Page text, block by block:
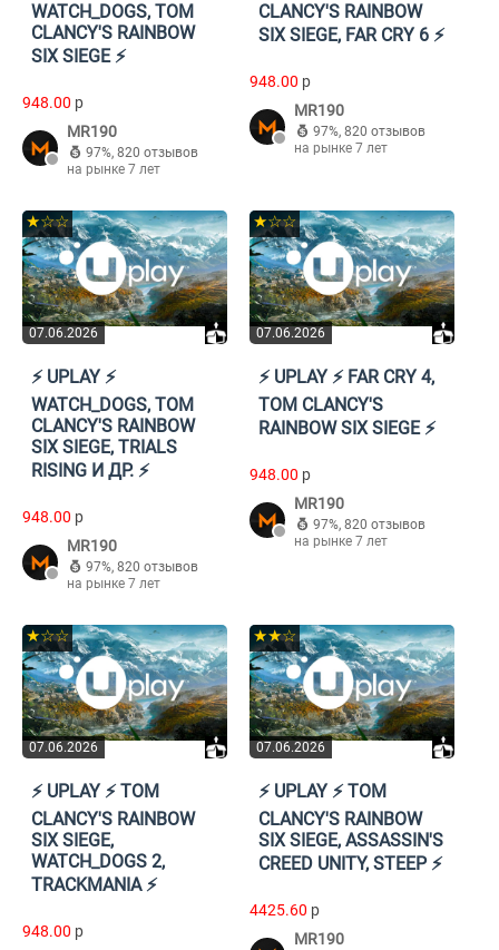
WATCH_DOGS, TOM
CLANCY'S RAINBOW
SIX SIEGE ⚡️
948.00 p
MR190
97%, 820 отзывов
на рынке 7 лет
CLANCY'S RAINBOW
SIX SIEGE, FAR CRY 6 ⚡️
948.00 p
MR190
97%, 820 отзывов
на рынке 7 лет
07.06.2026
★☆☆
⚡️ UPLAY ⚡️
WATCH_DOGS, TOM
CLANCY'S RAINBOW
SIX SIEGE, TRIALS
RISING И ДР. ⚡️
948.00 p
MR190
97%, 820 отзывов
на рынке 7 лет
07.06.2026
★☆☆
⚡️ UPLAY ⚡️ FAR CRY 4,
TOM CLANCY'S
RAINBOW SIX SIEGE ⚡️
948.00 p
MR190
97%, 820 отзывов
на рынке 7 лет
07.06.2026
★☆☆
⚡️ UPLAY ⚡️ TOM
CLANCY'S RAINBOW
SIX SIEGE,
WATCH_DOGS 2,
TRACKMANIA ⚡️
948.00 p
07.06.2026
★★☆
⚡️ UPLAY ⚡️ TOM
CLANCY'S RAINBOW
SIX SIEGE, ASSASSIN'S
CREED UNITY, STEEP ⚡️
4425.60 p
MR190